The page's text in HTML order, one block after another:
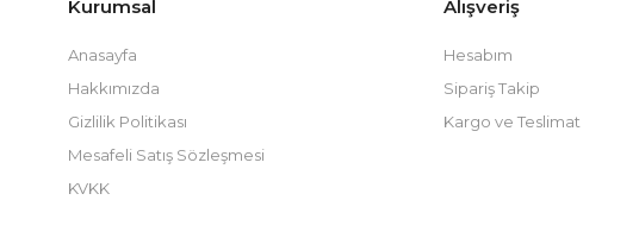
Kurumsal
Anasayfa
Hakkımızda
Gizlilik Politikası
Mesafeli Satış Sözleşmesi
KVKK
Alışveriş
Hesabım
Sipariş Takip
Kargo ve Teslimat